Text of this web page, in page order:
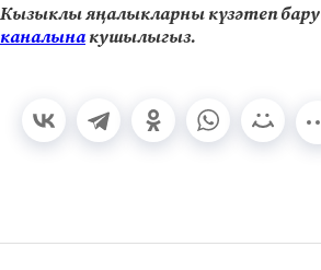
Кызыклы яңалыкларны күзәтеп бару
каналынакушылыгыз.